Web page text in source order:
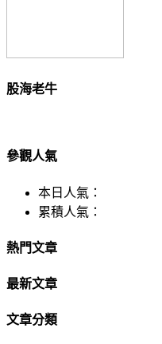
股海老牛
參觀人氣
本日人氣：
累積人氣：
熱門文章
最新文章
文章分類